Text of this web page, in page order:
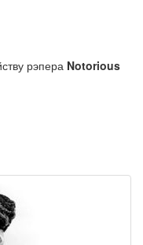
рэпера Notorious